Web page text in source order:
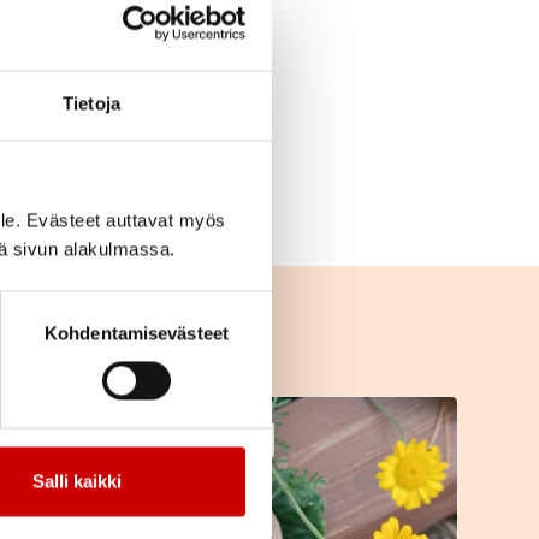
Tietoja
Evästeet auttavat myös
sivun alakulmassa.
Kohdentamisevästeet
Salli kaikki
saat käyttöösi
Tarvittaessa voit